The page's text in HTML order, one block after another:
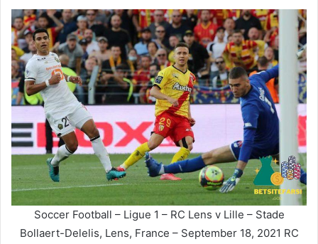
Soccer Football – Ligue 1 – RC Lens v Lille – Stade
Bollaert-Delelis, Lens, France – September 18, 2021 RC